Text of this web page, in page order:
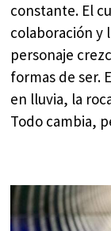
constante. El
colaboración y
personaje
formas de ser.
en lluvia, la
Todo cambia,